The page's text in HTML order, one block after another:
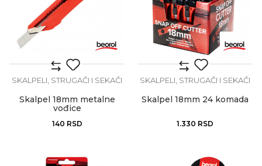
SKALPELI, STRUGAČI I SEKAČI
Skalpel 18mm metalne
vođice
140 RSD
SKALPELI, STRUGAČI I SEKAČI
Skalpel 18mm 24 komada
1.330 RSD